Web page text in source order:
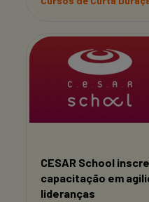
CESAR School
capacitação em
lideranças